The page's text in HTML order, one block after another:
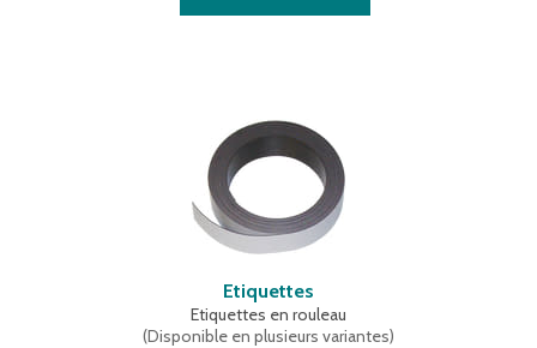
Etiquettes
Etiquettes en rouleau
(Disponible en plusieurs variantes)